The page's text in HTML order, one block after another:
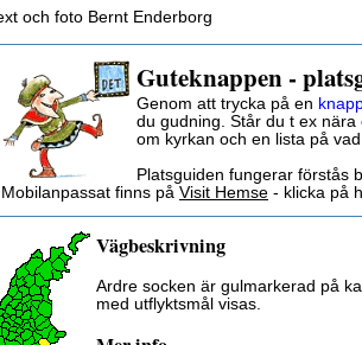
och foto Bernt Enderborg
Guteknappen -
Genom att trycka på en
du gudning. Står du t ex
om kyrkan och en lista på
Platsguiden fungerar förstås
Mobilanpassat finns på Visit Hemse - klicka på
Vägbeskrivning
Ardre socken är gulmarkerad på
med utflyktsmål visas.